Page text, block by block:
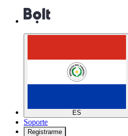
ES
Soporte
Registrarme